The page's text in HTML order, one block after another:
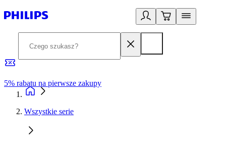
5% rabatu na pierwsze zakupy
Wszystkie serie